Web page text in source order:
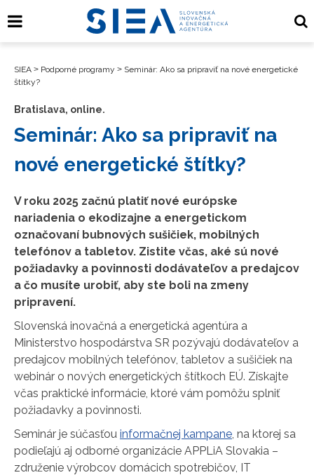
SIEA > Podporné programy > Seminár: Ako sa pripraviť na nové energetické
štítky?
Bratislava, online.
Seminár: Ako sa pripraviť na
nové energetické štítky?
V roku 2025 začnú platiť nové európske
nariadenia o ekodizajne a energetickom
označovaní bubnových sušičiek, mobilných
telefónov a tabletov. Zistite včas, aké sú nové
požiadavky a povinnosti dodávateľov a predajcov
a čo musíte urobiť, aby ste boli na zmeny
pripravení.
Slovenská inovačná a energetická agentúra a
Ministerstvo hospodárstva SR pozývajú dodávateľov a
predajcov mobilných telefónov, tabletov a sušičiek na
webinár o nových energetických štítkoch EÚ. Získajte
včas praktické informácie, ktoré vám pomôžu splniť
požiadavky a povinnosti.
Seminár je súčasťou informačnej kampane , na ktorej sa
podieľajú aj odborné organizácie APPLiA Slovakia –
združenie výrobcov domácich spotrebičov, IT